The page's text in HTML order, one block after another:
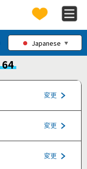
Japanese ▼
64
変更
変更
変更